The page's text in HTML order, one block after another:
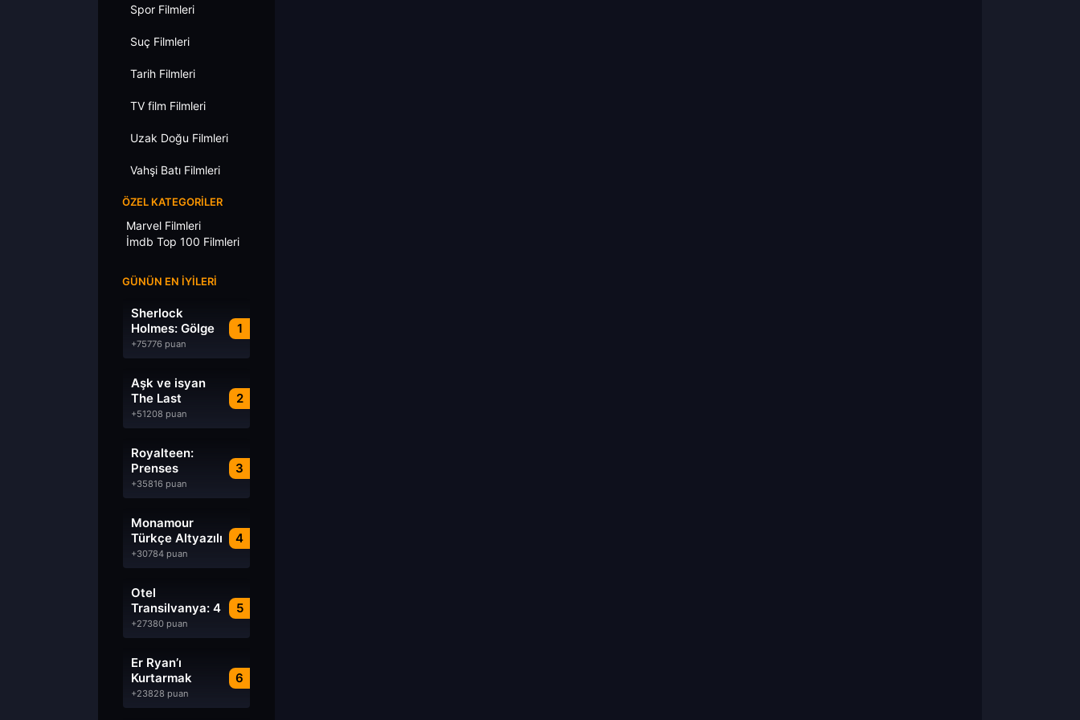
Spor Filmleri
Suç Filmleri
Tarih Filmleri
TV film Filmleri
Uzak Doğu Filmleri
Vahşi Batı Filmleri
ÖZEL KATEGORILER
Marvel Filmleri
İmdb Top 100 Filmleri
GÜNÜN EN İYILERI
1
Sherlock
Holmes: Gölge
Oyunları
+75776 puan
2
Aşk ve isyan
The Last
Parasido izle
+51208 puan
3
Royalteen:
Prenses
Margrethe izle
+35816 puan
4
Monamour
Türkçe Altyazılı
izle
+30784 puan
5
Otel
Transilvanya: 4
Transformanya
izle
+27380 puan
6
Er Ryan’ı
Kurtarmak
Saving Private
Ryan Türkçe
+23828 puan